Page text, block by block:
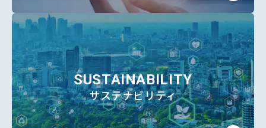
SUSTAINABILITY
サステナビリティ